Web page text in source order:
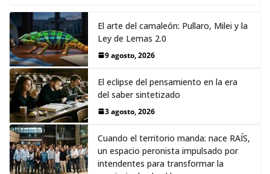
El arte del camaleón: Pullaro, Milei y la
Ley de Lemas 2.0
9 agosto, 2026
El eclipse del pensamiento en la era
del saber sintetizado
3 agosto, 2026
Cuando el territorio manda: nace RAÍS,
un espacio peronista impulsado por
intendentes para transformar la